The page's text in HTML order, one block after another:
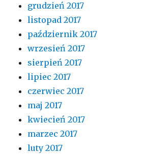
grudzień 2017
listopad 2017
październik 2017
wrzesień 2017
sierpień 2017
lipiec 2017
czerwiec 2017
maj 2017
kwiecień 2017
marzec 2017
luty 2017